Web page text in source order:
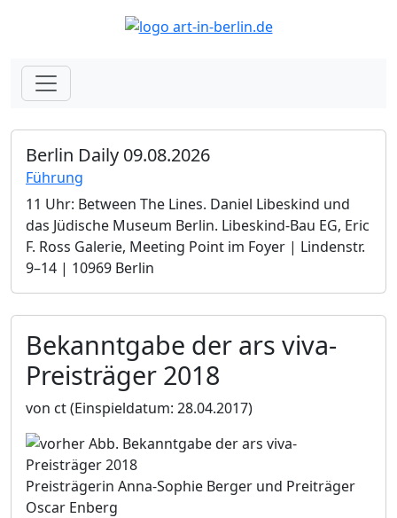
Berlin Daily 09.08.2026
Führung
11 Uhr: Between The Lines. Daniel Libeskind und
das Jüdische Museum Berlin.­ Libeskind-Bau EG, Eric
F. Ross Galerie, Meeting Point im Foyer | Lindenstr.
9–14 | 10969 Berlin
Bekanntgabe der ars viva-
Preisträger 2018
von ct(Einspieldatum: 28.04.2017)
Preisträgerin Anna-Sophie Berger und Preiträger
Oscar Enberg